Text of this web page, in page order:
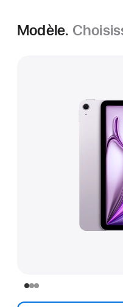
Modèle.